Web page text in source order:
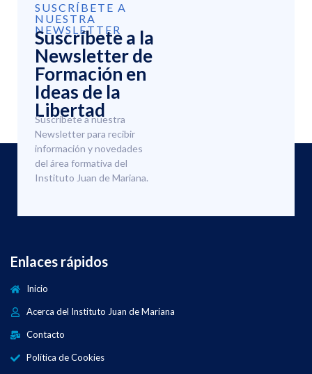
SUSCRÍBETE A
NUESTRA
NEWSLETTER
Suscríbete a la
Newsletter de
Formación en
Ideas de la
Libertad
Suscríbete a nuestra
Newsletter para recibir
información y novedades
del área formativa del
Instituto Juan de Mariana.
Enlaces rápidos
Inicio
Acerca del Instituto Juan de Mariana
Contacto
Política de Cookies